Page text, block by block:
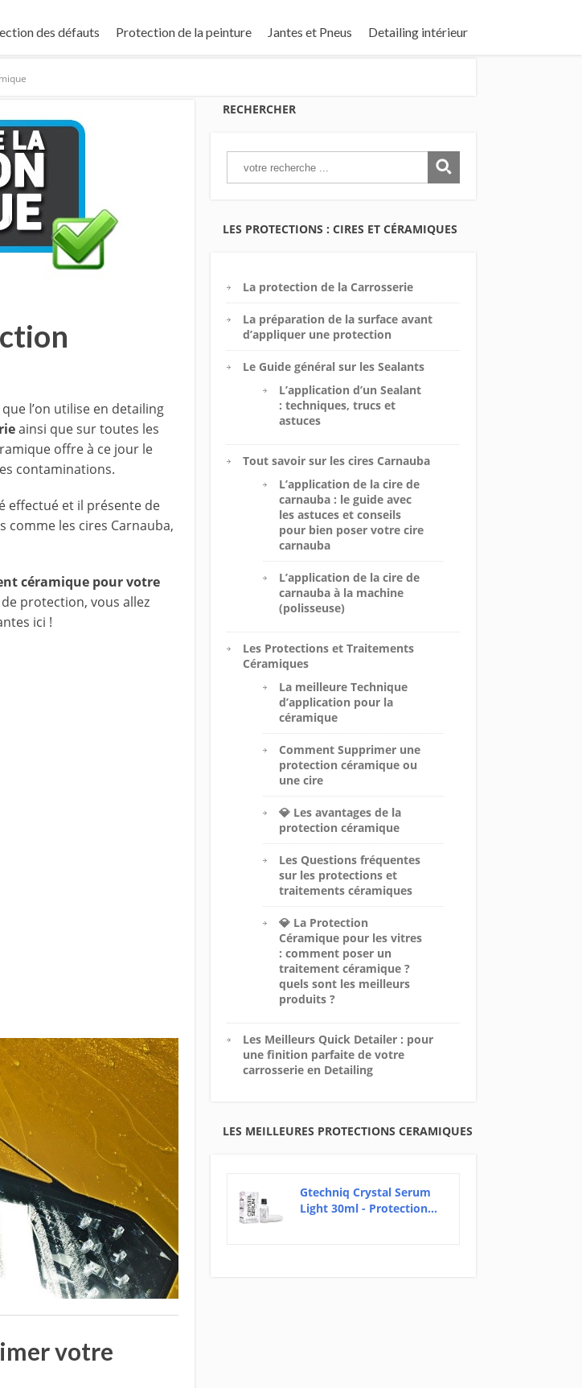
des défauts Protection de la peinture Jantes et Pneus Detailing intérieur
que l’on utilise en detailing
ainsi que sur toutes les
offre à ce jour le
contaminations.
effectué et il présente de
les cires Carnauba,
céramique pour votre
protection, vous allez
ici !
votre
RECHERCHER
LES PROTECTIONS : CIRES ET CÉRAMIQUES
La protection de la Carrosserie
La préparation de la surface avant
d’appliquer une protection
Le Guide général sur les Sealants
L’application d’un Sealant
: techniques, trucs et
astuces
Tout savoir sur les cires Carnauba
L’application de la cire de
carnauba : le guide avec
les astuces et conseils
pour bien poser votre cire
carnauba
L’application de la cire de
carnauba à la machine
(polisseuse)
Les Protections et Traitements
Céramiques
La meilleure Technique
d’application pour la
céramique
Comment Supprimer une
protection céramique ou
une cire
💎 Les avantages de la
protection céramique
Les Questions fréquentes
sur les protections et
traitements céramiques
💎 La Protection
Céramique pour les vitres
: comment poser un
traitement céramique ?
quels sont les meilleurs
produits ?
Les Meilleurs Quick Detailer : pour
une finition parfaite de votre
carrosserie en Detailing
LES MEILLEURES PROTECTIONS CERAMIQUES
Gtechniq Crystal Serum
Light 30ml - Protection...